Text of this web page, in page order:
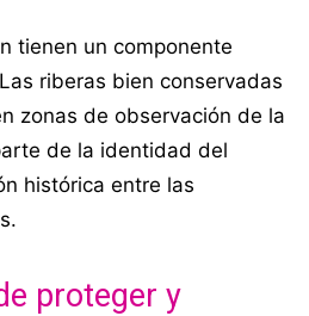
tienen un componente
riberas bien conservadas
zonas de observación de la
de la identidad del
histórica entre las
proteger y